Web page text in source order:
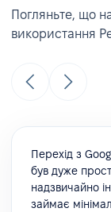
Погляньте, що
використання
Перехід з
був дуже
надзвичайно
займає